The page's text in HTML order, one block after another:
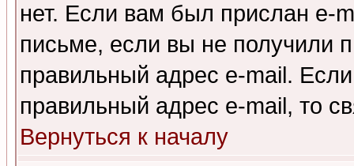
нет. Если вам был прислан e-
письме, если вы не получили
правильный адрес e-mail.
правильный адрес e-mail, то
Вернуться к началу